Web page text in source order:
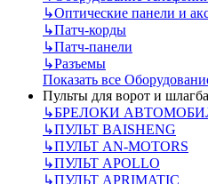
↳Оптические панели и
↳Патч-корды
↳Патч-панели
↳Разъемы
Показать все
Пульты для ворот и
↳БРЕЛОКИ
↳ПУЛЬТ BAISHENG
↳ПУЛЬТ AN-MOTORS
↳ПУЛЬТ APOLLO
↳ПУЛЬТ APRIMATIC